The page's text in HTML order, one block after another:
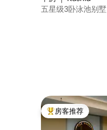
五星级3卧泳池别
热门「房客推荐」
房客推荐